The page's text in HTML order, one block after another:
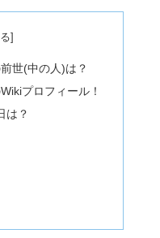
世(中の人)は？
プロフィール！
は？